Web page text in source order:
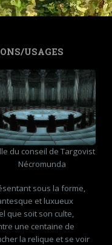
USAGES
du conseil de Targovist
Nécromunda
sous la forme,
et luxueux
que soit son culte,
une centaine de
la relique et se voir